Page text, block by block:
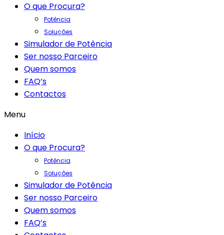
O que Procura?
Potência
Soluções
Simulador de Potência
Ser nosso Parceiro
Quem somos
FAQ’s
Contactos
Menu
Início
O que Procura?
Potência
Soluções
Simulador de Potência
Ser nosso Parceiro
Quem somos
FAQ’s